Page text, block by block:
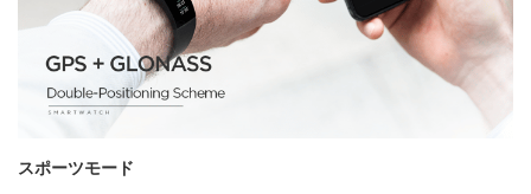
スポーツモード